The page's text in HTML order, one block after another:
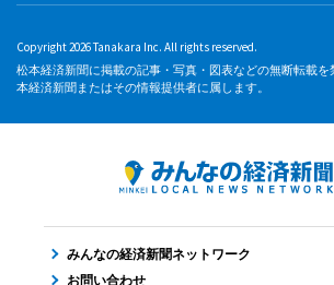
Copyright 2026 Tanakara Inc. All rights reserved.
松本経済新聞に掲載の記事・写真・図表などの無断転載
本経済新聞またはその情報提供者に属します。
みんなの経済新聞ネットワーク
お問い合わせ